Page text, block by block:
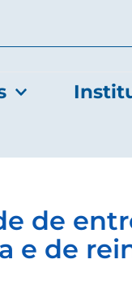
de
e de